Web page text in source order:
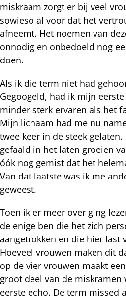
miskraam zorgt er bij veel
sowieso al voor dat het
afneemt. Het noemen van
onnodig en onbedoeld nog
doen.
Als ik die term niet had
Gegoogeld, had ik mijn
minder sterk ervaren als het
Mijn lichaam had me nu
twee keer in de steek
gefaald in het laten groeien
óók nog gemist dat het
Van dat laatste was ik me
geweest.
Toen ik er meer over ging
de enige ben die het zich
aangetrokken en die hier last
Hoeveel vrouwen maken dit
op de vier vrouwen maakt
groot deel van de
eerste echo. De term missed